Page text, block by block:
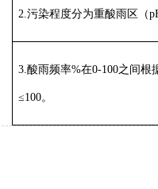
2.污染程度分为重酸雨区（
3.酸雨频率%在0-100之间根
≤100。